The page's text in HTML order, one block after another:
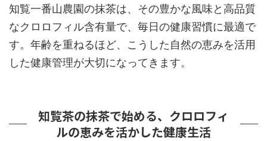
知覧一番山農園の抹茶は、その豊かな風味と高品質
なクロロフィル含有量で、毎日の健康習慣に最適で
す。年齢を重ねるほど、こうした自然の恵みを活用
した健康管理が大切になってきます。
知覧茶の抹茶で始める、クロロフィ
ルの恵みを活かした健康生活